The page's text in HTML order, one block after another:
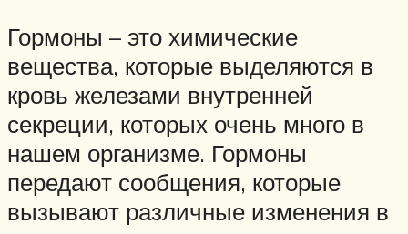
Гормоны – это химические
вещества, которые выделяются в
кровь железами внутренней
секреции, которых очень много в
нашем организме. Гормоны
передают сообщения, которые
вызывают различные изменения в